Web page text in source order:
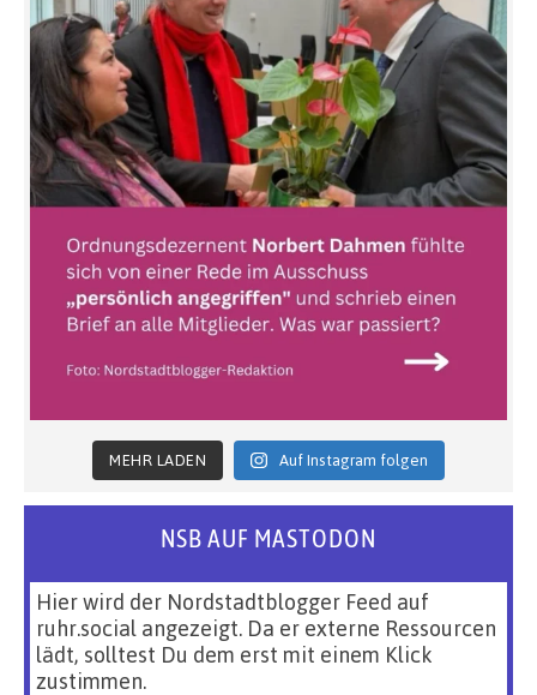
MEHR LADEN Auf Instagram folgen
NSB AUF MASTODON
Hier wird der Nordstadtblogger Feed auf
ruhr.social angezeigt. Da er externe Ressourcen
lädt, solltest Du dem erst mit einem Klick
zustimmen.